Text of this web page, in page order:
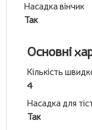
Насадка вінчик
Так
Основні
Кількість
4
Насадка для
Так